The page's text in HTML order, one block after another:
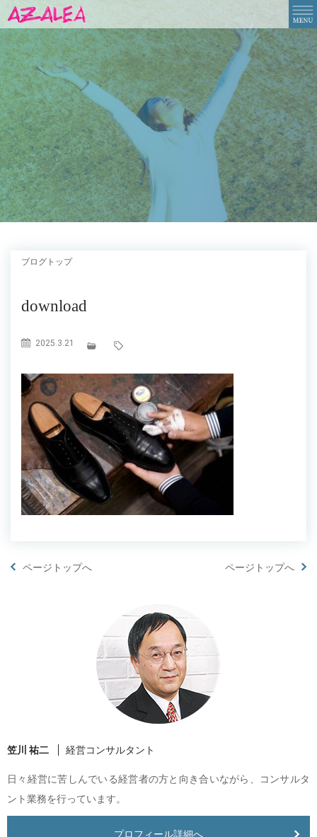
ブログトップ
download
2025.3.21
ページトップへ ページトップへ
笠川 祐二 経営コンサルタント
日々経営に苦しんでいる経営者の方と向き合いながら、コンサルタ
ント業務を行っています。
プロフィール詳細へ